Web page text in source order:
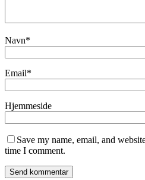
Navn*
Email*
Hjemmeside
Save my name, email, and
time I comment.